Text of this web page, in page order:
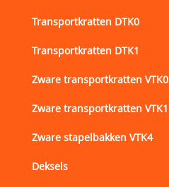
Transportkratten DTK0
Transportkratten DTK1
Zware transportkratten VTK0
Zware transportkratten VTK1
Zware stapelbakken VTK4
Deksels